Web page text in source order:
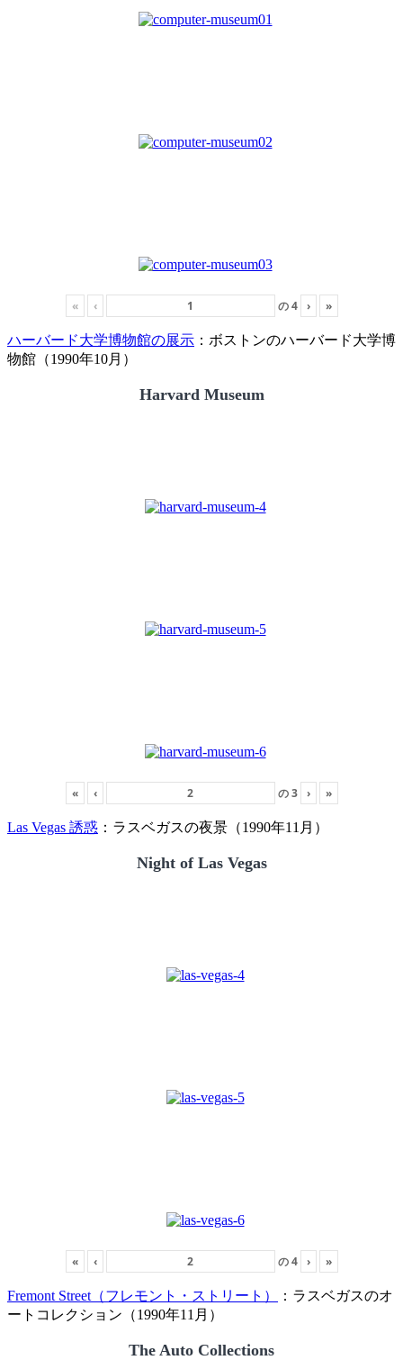
« ‹ の4 › »
ハーバード大学博物館の展示 ：ボストンのハーバード大学博
物館（1990年10月）
Harvard Museum
« ‹ の3 › »
Las Vegas 誘惑 ：ラスベガスの夜景（1990年11月）
Night of Las Vegas
« ‹ の4 › »
Fremont Street（フレモント・ストリート）
：ラスベガスのオ
ートコレクション（1990年11月）
The Auto Collections